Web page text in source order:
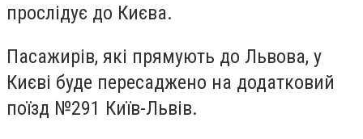
прослідує до Києва.
Пасажирів, які прямують до Львова, у
Києві буде пересаджено на додатковий
поїзд №291 Київ-Львів.